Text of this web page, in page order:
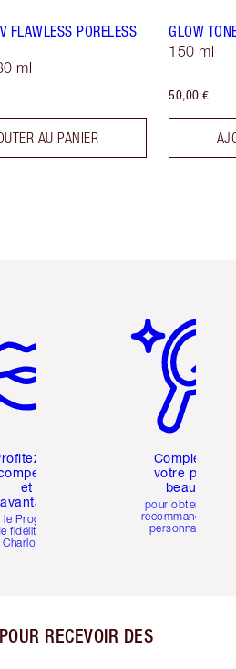
FLAWLESS PORELESS
ml
AU PANIER
GLOW
150 ml
50,00 €
de
et
le Programme
fidélité de
Charlotte
Complétez
votre profil
beauté
pour obtenir des
recommandations
personnalisées
RECEVOIR DES